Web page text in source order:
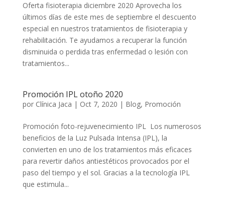
Oferta fisioterapia diciembre 2020 Aprovecha los
últimos días de este mes de septiembre el descuento
especial en nuestros tratamientos de fisioterapia y
rehabilitación. Te ayudamos a recuperar la función
disminuida o perdida tras enfermedad o lesión con
tratamientos...
Promoción IPL otoño 2020
por Clínica Jaca | Oct 7, 2020 | Blog, Promoción
Promoción foto-rejuvenecimiento IPL Los numerosos
beneficios de la Luz Pulsada Intensa (IPL), la
convierten en uno de los tratamientos más eficaces
para revertir daños antiestéticos provocados por el
paso del tiempo y el sol. Gracias a la tecnología IPL
que estimula...